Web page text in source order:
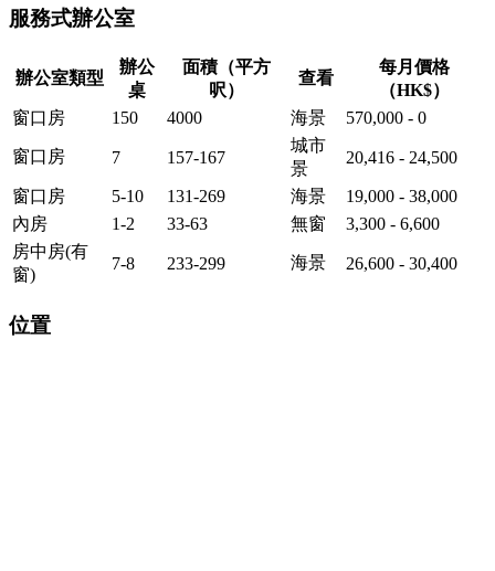
服務式辦公室
辦公室類型
辦公
桌
面積（平方
呎）
查看
每月價格
（HK$）
窗口房
150 4000 海景 570,000 - 0
窗口房 7 157-167
城市
景
20,416 - 24,500
窗口房 5-10 131-269 海景
19,000 - 38,000
內房
1-2 33-63 無窗
3,300 - 6,600
房中房(有
窗)
7-8 233-299 海景 26,600 - 30,400
位置